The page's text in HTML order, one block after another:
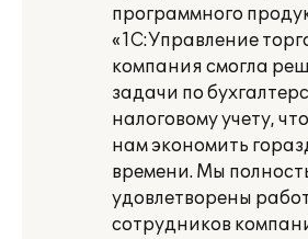
программного
«1С:Управление
компания смогла
задачи по
налоговому учету,
нам экономить
времени. Мы
удовлетворены
сотрудников